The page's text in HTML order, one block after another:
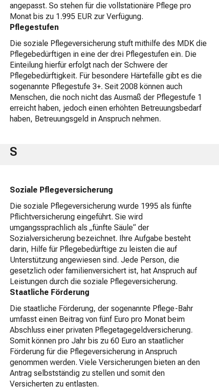
angepasst. So stehen für die vollstationäre Pflege pro
Monat bis zu 1.995 EUR zur Verfügung.
Pflegestufen
Die soziale Pflegeversicherung stuft mithilfe des MDK die
Pflegebedürftigen in eine der drei Pflegestufen ein. Die
Einteilung hierfür erfolgt nach der Schwere der
Pflegebedürftigkeit. Für besondere Härtefälle gibt es die
sogenannte Pflegestufe 3+. Seit 2008 können auch
Menschen, die noch nicht das Ausmaß der Pflegestufe 1
erreicht haben, jedoch einen erhöhten Betreuungsbedarf
haben, Betreuungsgeld in Anspruch nehmen.
S
Soziale Pflegeversicherung
Die soziale Pflegeversicherung wurde 1995 als fünfte
Pflichtversicherung eingeführt. Sie wird
umgangssprachlich als „fünfte Säule“ der
Sozialversicherung bezeichnet. Ihre Aufgabe besteht
darin, Hilfe für Pflegebedürftige zu leisten die auf
Unterstützung angewiesen sind. Jede Person, die
gesetzlich oder familienversichert ist, hat Anspruch auf
Leistungen durch die soziale Pflegeversicherung.
Staatliche Förderung
Die staatliche Förderung, der sogenannte Pflege-Bahr
umfasst einen Beitrag von fünf Euro pro Monat beim
Abschluss einer privaten Pflegetagegeldversicherung.
Somit können pro Jahr bis zu 60 Euro an staatlicher
Förderung für die Pflegeversicherung in Anspruch
genommen werden. Viele Versicherungen bieten an den
Antrag selbstständig zu stellen und somit den
Versicherten zu entlasten.